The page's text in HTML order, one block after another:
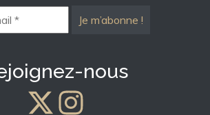
mail
*
nous